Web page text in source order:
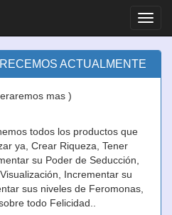
ACTUALMENTE
mas )
todos los productos que
ya, Crear Riqueza, Tener
su Poder de Seducción,
Incrementar su
sus niveles de Feromonas,
todo Felicidad..